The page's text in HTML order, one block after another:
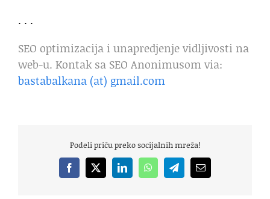
. . .
SEO optimizacija i unapredjenje vidljivosti na
web-u. Kontak sa SEO Anonimusom via:
bastabalkana (at) gmail.com
Podeli priču preko socijalnih mreža!
Facebook
X LinkedInWhatsAppTelegramEmail